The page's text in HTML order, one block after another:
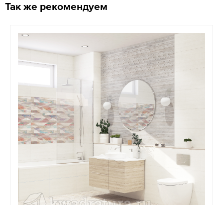
Так же рекомендуем